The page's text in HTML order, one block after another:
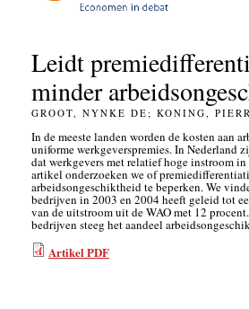
Leidt
minder
GROOT, NYNKE DE; KONING,
In de meeste landen worden de kosten aan
uniforme werkgeverspremies. In Nederland
dat werkgevers met relatief hoge instroom
artikel onderzoeken we of
arbeidsongeschiktheid te beperken. We
bedrijven in 2003 en 2004 heeft geleid tot
van de uitstroom uit de WAO met 12
bedrijven steeg het aandeel
Artikel PDF